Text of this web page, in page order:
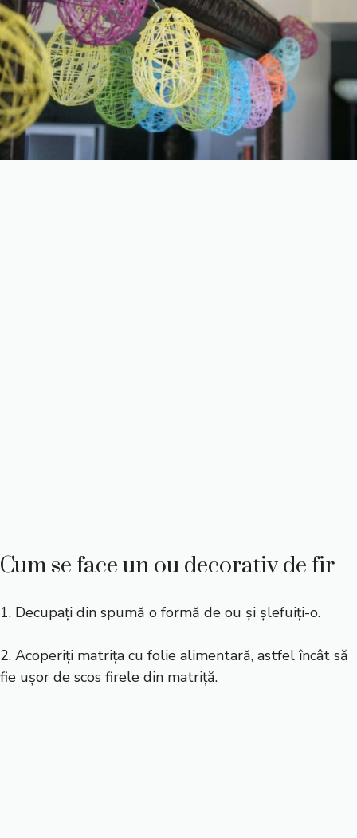
Cum se face un ou decorativ de fir
1. Decupați din spumă o formă de ou și șlefuiți-o.
2. Acoperiți matrița cu folie alimentară, astfel încât să
fie ușor de scos firele din matriță.